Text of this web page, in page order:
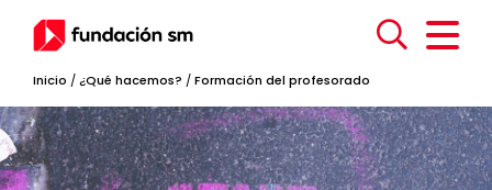
Inicio /¿Qué hacemos? /Formación del profesorado